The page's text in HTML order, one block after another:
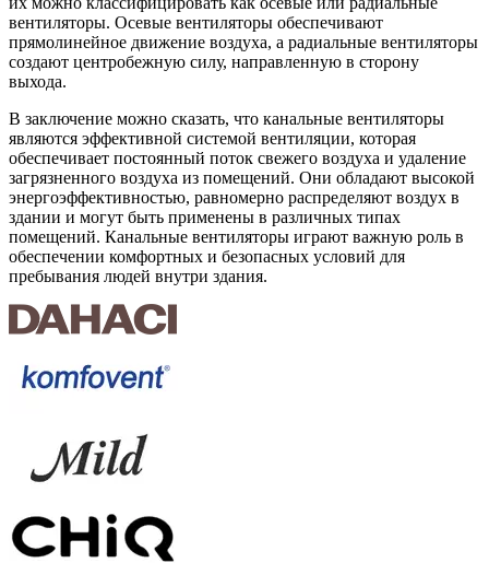
вентиляторы. Осевые вентиляторы обеспечивают
прямолинейное движение воздуха, а радиальные вентиляторы
создают центробежную силу, направленную в сторону
выхода.
В заключение можно сказать, что канальные вентиляторы
являются эффективной системой вентиляции, которая
обеспечивает постоянный поток свежего воздуха и удаление
загрязненного воздуха из помещений. Они обладают высокой
энергоэффективностью, равномерно распределяют воздух в
здании и могут быть применены в различных типах
помещений. Канальные вентиляторы играют важную роль в
обеспечении комфортных и безопасных условий для
пребывания людей внутри здания.